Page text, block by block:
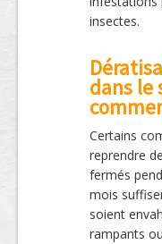
insectes.
dans le
Certains
reprendre
fermés
mois
soient
rampants